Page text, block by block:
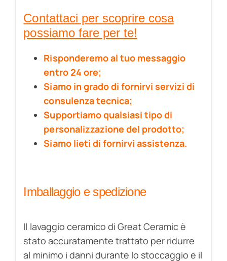
Contattaci per scoprire cosa
possiamo fare per te!
Risponderemo al tuo messaggio
entro 24 ore;
Siamo in grado di fornirvi servizi di
consulenza tecnica;
Supportiamo qualsiasi tipo di
personalizzazione del prodotto;
Siamo lieti di fornirvi assistenza.
Imballaggio e spedizione
Il lavaggio ceramico di Great Ceramic è
stato accuratamente trattato per ridurre
al minimo i danni durante lo stoccaggio e il